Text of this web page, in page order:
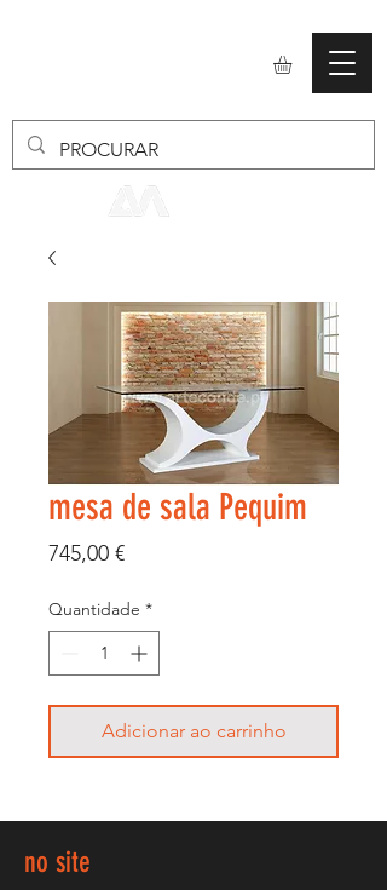
mesa de sala Pequim
745,00 €Preço
Quantidade *
Adicionar ao carrinho
no site